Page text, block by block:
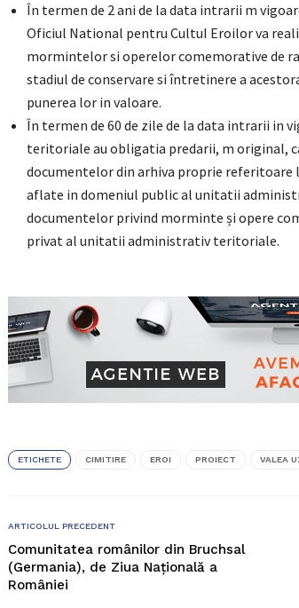
În termen de 2 ani de la data intrarii m
Oficiul National pentru CultuI Eroilor va
mormintelor si operelor comemorative de
stadiul de conservare si întretinere a
punerea lor in valoare.
În termen de 60 de zile de la data intrarii in
teritoriale au obligatia predarii, m original,
documentelor din arhiva proprie
aflate in domeniul public al unitatii
documentelor privind morminte și opere
privat al unitatii administrativ teritoriale.
ETICHETE CIMITIRE EROI PROIECT VALEA
ARTICOLUL PRECEDENT
Comunitatea românilor din Bruchsal
(Germania), de Ziua Națională a
României